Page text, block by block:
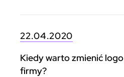
22.04.2020
Kiedy warto zmienić logo
firmy?